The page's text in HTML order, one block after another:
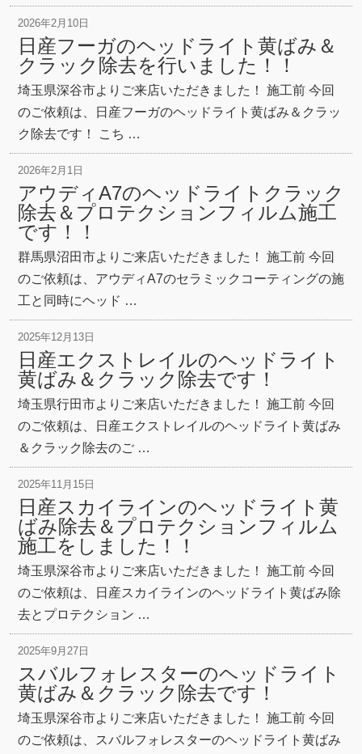
2026年2月10日
日産フーガのヘッドライト黄ばみ＆
クラック除去を行いました！！
埼玉県深谷市よりご来店いただきました！ 施工前 今回
のご依頼は、日産フーガのヘッドライト黄ばみ＆クラッ
ク除去です！ こち …
2026年2月1日
アウディA7のヘッドライトクラック
除去＆プロテクションフィルム施工
です！！
群馬県沼田市よりご来店いただきました！ 施工前 今回
のご依頼は、アウディA7のセラミックコーティングの施
工と同時にヘッド …
2025年12月13日
日産エクストレイルのヘッドライト
黄ばみ＆クラック除去です！
埼玉県行田市よりご来店いただきました！ 施工前 今回
のご依頼は、日産エクストレイルのヘッドライト黄ばみ
＆クラック除去のご …
2025年11月15日
日産スカイラインのヘッドライト黄
ばみ除去＆プロテクションフィルム
施工をしました！！
埼玉県深谷市よりご来店いただきました！ 施工前 今回
のご依頼は、日産スカイラインのヘッドライト黄ばみ除
去とプロテクション …
2025年9月27日
スバルフォレスターのヘッドライト
黄ばみ＆クラック除去です！
埼玉県深谷市よりご来店いただきました！ 施工前 今回
のご依頼は、スバルフォレスターのヘッドライト黄ばみ